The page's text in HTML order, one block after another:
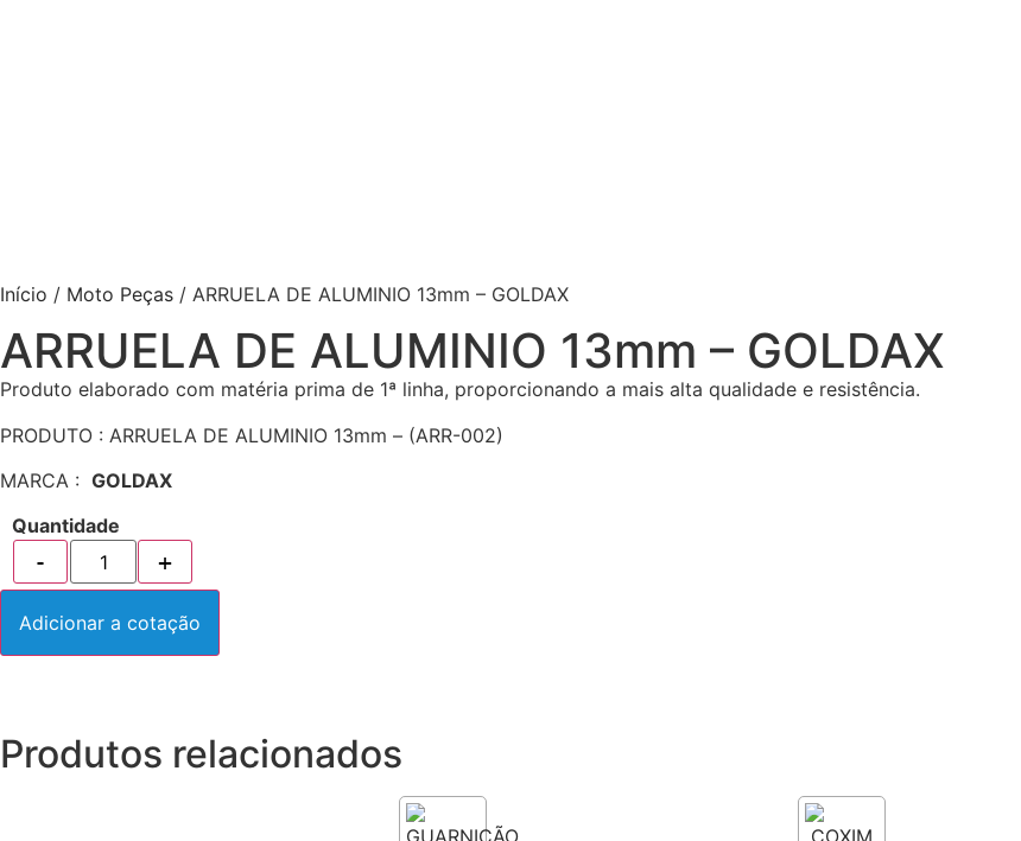
Início / Moto Peças / ARRUELA DE ALUMINIO 13mm – GOLDAX
ARRUELA DE ALUMINIO 13mm – GOLDAX
Produto elaborado com matéria prima de 1ª linha, proporcionando a mais alta qualidade e resistência.
PRODUTO : ARRUELA DE ALUMINIO 13mm – (ARR-002)
MARCA : GOLDAX
Quantidade
Adicionar a cotação
Produtos relacionados